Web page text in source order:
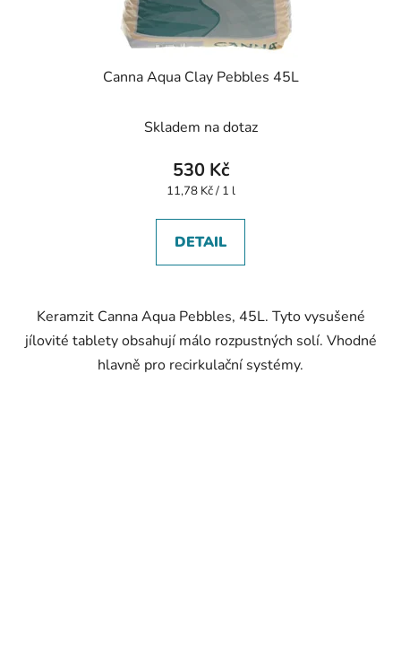
Canna Aqua Clay Pebbles 45L
Skladem na dotaz
530 Kč
Měrná
11,78 Kč / 1 l
DETAIL
Keramzit Canna Aqua Pebbles, 45L. Tyto vysušené
jílovité tablety obsahují málo rozpustných solí. Vhodné
hlavně pro recirkulační systémy.